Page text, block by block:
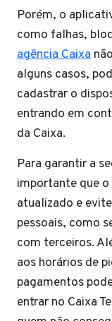
Porém, o
como falhas,
agência Caixa
alguns casos,
cadastrar o
entrando em
da Caixa.
Para garantir a
importante que
atualizado e
pessoais, como
com terceiros.
aos horários de
pagamentos
entrar no Caixa